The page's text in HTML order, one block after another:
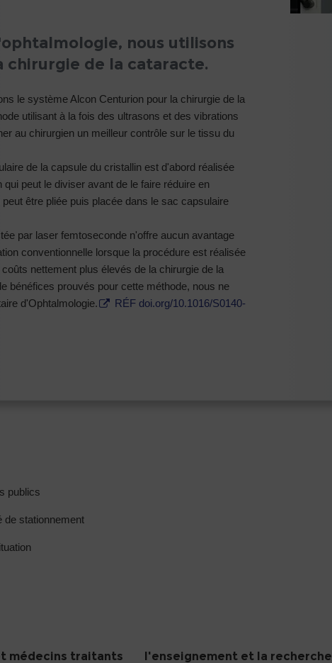
nous utilisons
chirurgie de la cataracte.
le système Alcon Centurion pour la chirurgie de la
utilisant à la fois des ultrasons et des vibrations
au chirurgien un meilleur contrôle sur le tissu du
de la capsule du cristallin est d'abord réalisée
peut le diviser avant de le faire réduire en
être pliée puis placée dans le sac capsulaire
par laser femtoseconde n'offre aucun avantage
conventionnelle lorsque la procédure est réalisée
nettement plus élevés de la chirurgie de la
bénéfices prouvés pour cette méthode, nous ne
d'Ophtalmologie.
RÉF doi.org/10.1016/S0140-
publics
de stationnement
médecins traitants l'enseignement et la recherche